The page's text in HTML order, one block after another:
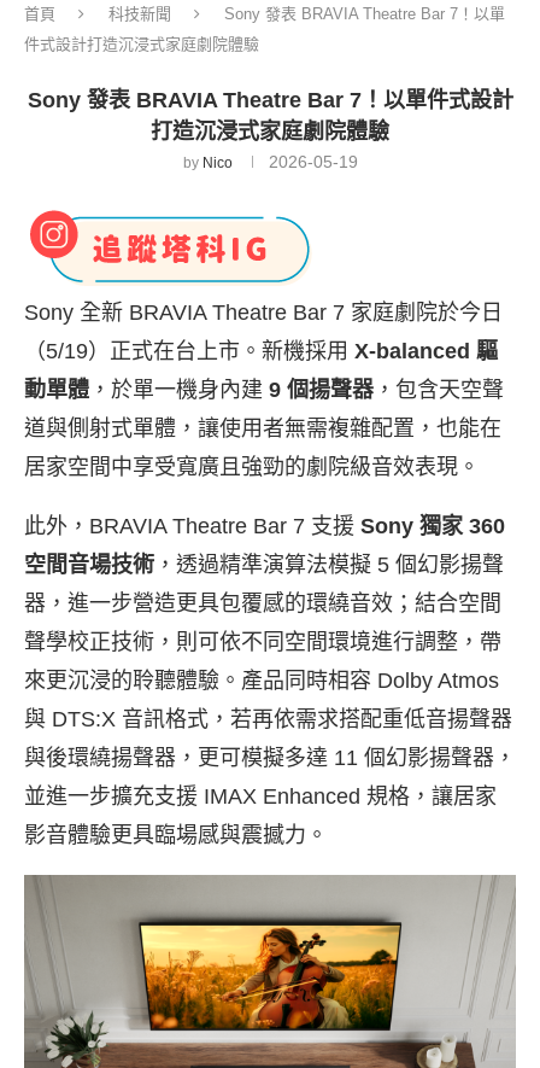
首頁 科技新聞
Sony 發表 BRAVIA Theatre Bar 7！以單
件式設計打造沉浸式家庭劇院體驗
Sony 發表 BRAVIA Theatre Bar 7！以單件式設計
打造沉浸式家庭劇院體驗
by Nico 2026-05-19
Sony 全新 BRAVIA Theatre Bar 7 家庭劇院於今日
（5/19）正式在台上市。新機採用 X-balanced 驅
動單體 ，於單一機身內建 9 個揚聲器 ，包含天空聲
道與側射式單體，讓使用者無需複雜配置，也能在
居家空間中享受寬廣且強勁的劇院級音效表現。
此外，BRAVIA Theatre Bar 7 支援 Sony 獨家 360
空間音場技術 ，透過精準演算法模擬 5 個幻影揚聲
器，進一步營造更具包覆感的環繞音效；結合空間
聲學校正技術，則可依不同空間環境進行調整，帶
來更沉浸的聆聽體驗。產品同時相容 Dolby Atmos
與 DTS:X 音訊格式，若再依需求搭配重低音揚聲器
與後環繞揚聲器，更可模擬多達 11 個幻影揚聲器，
並進一步擴充支援 IMAX Enhanced 規格，讓居家
影音體驗更具臨場感與震撼力。